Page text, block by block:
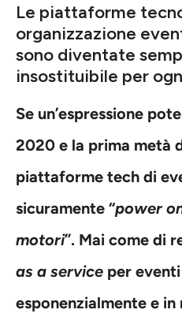
Le piattaforme
organizzazione
sono diventate
insostituibile per
Se un’espressione
2020 e la prima metà
piattaforme tech di
sicuramente “power
motori”. Mai come di
as a service per
esponenzialmente e in